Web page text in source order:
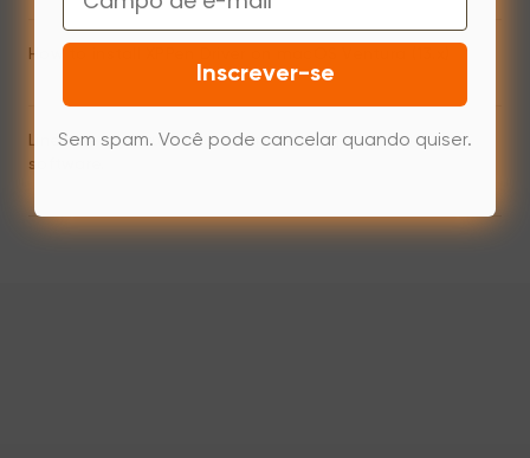
How to install XPPen Driver on macOS Ventura (13.x)
Line latency/Brush Lag during drawing with the
software.
Inscrever-se
Sem spam. Você pode cancelar quando quiser.